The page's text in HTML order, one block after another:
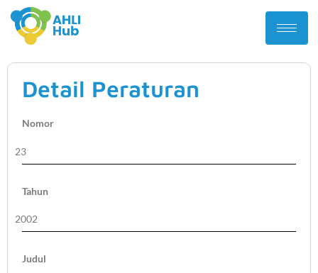
Detail Peraturan
Nomor
23
Tahun
2002
Judul